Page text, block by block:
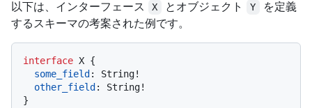
以下は、インターフェース
X とオブジェクト Y
を定義
するスキーマの考案された例です。
interface X {
some_field : String!
other_field : String!
}